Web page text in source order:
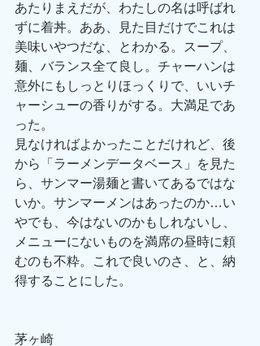
あたりまえだが、わたしの名は呼ばれ
ずに着丼。ああ、見た目だけでこれは
美味いやつだな、とわかる。スープ、
麺、バランス全て良し。チャーハンは
意外にもしっとりほっくりで、いいチ
ャーシューの香りがする。大満足であ
った。
見なければよかったことだけれど、後
から「ラーメンデータベース」を見た
ら、サンマー湯麺と書いてあるではな
いか。サンマーメンはあったのか…い
やでも、今はないのかもしれないし、
メニューにないものを満席の昼時に頼
むのも不粋。これで良いのさ、と、納
得することにした。
茅ヶ崎